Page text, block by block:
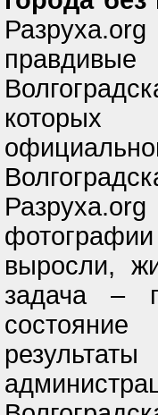
выросли,
задача –
состояние